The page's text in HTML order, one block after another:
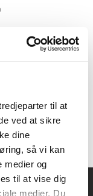
til at
ved at sikre
dine
så vi kan
medier og
til at vise dig
medier. Du